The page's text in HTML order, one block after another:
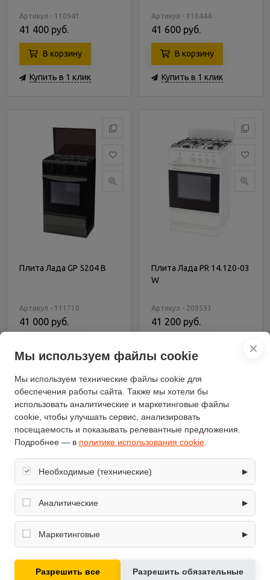
Артикул - 110941
41 400 руб.
В корзину
Купить в 1 клик
Артикул - 110444
41 600 руб.
В корзину
Купить в 1 клик
Плита Лада GP 5204 B
Артикул - 111710
41 000 руб.
Плита Лада PR 14.120-03
W
Артикул - 209593
41 200 руб.
Плита Лада PR 14.120-
04.1 Br
B
✕
Мы используем файлы cookie
Мы используем технические файлы cookie для
обеспечения работы сайта. Также мы хотели бы
использовать аналитические и маркетинговые файлы
cookie, чтобы улучшать сервис, анализировать
посещаемость и показывать релевантные предложения.
Подробнее — в политике использования cookie
Необходимые (технические) ▶
Обеспечивают корректную работу сайта: оформление
заказа, корзина, вход в личный кабинет. Без них основные
Аналитические ▶
Собирают обезличенную информацию о посещениях и
использовании сайта (например, счётчики аналитики),
Маркетинговые ▶
предложений на основе ваших интересов.
Разрешить все Разрешить обязательные